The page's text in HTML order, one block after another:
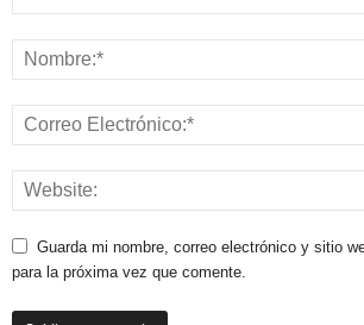
Guarda mi nombre, correo electrónico y sitio
para la próxima vez que comente.